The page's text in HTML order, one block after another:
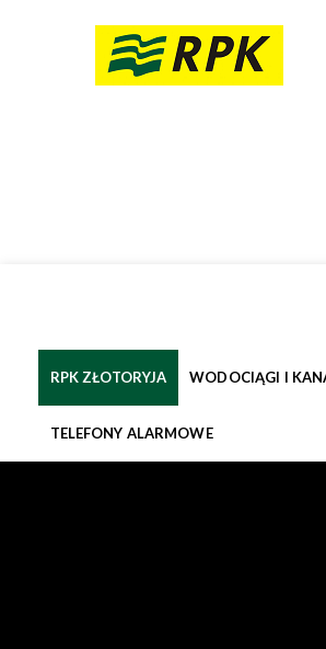
RPK ZŁOTORYJA WODOCIĄGI I
TELEFONY ALARMOWE